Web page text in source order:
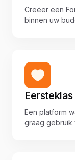
Creëer een
binnen uw
Een platform
graag gebruik